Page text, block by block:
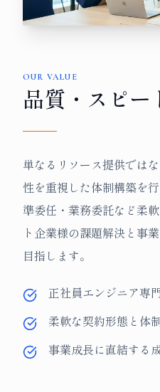
OUR VALUE
品質・スピー
単なるリソース提供では
性を重視した体制構築を行
準委任・業務委託など柔
ト企業様の課題解決と事
目指します。
正社員エンジニア専
柔軟な契約形態と体
事業成長に直結する